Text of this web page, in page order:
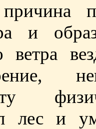
и
ветра
лес и